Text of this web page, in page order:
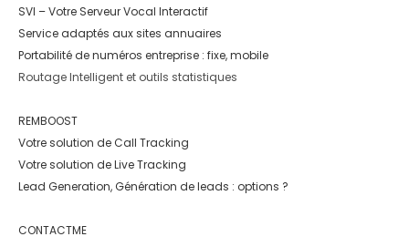
SVI – Votre Serveur Vocal Interactif
Service adaptés aux sites annuaires
Portabilité de numéros entreprise : fixe, mobile
Routage Intelligent et outils statistiques
REMBOOST
Votre solution de Call Tracking
Votre solution de Live Tracking
Lead Generation, Génération de leads : options ?
CONTACTME